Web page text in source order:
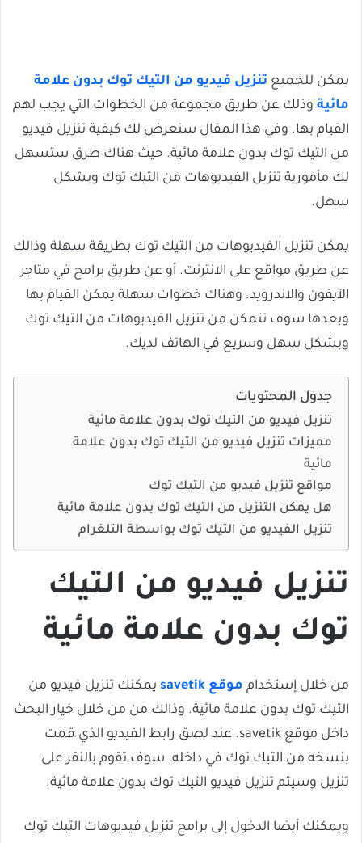
يمكن للجميع تنزيل فيديو من التيك توك بدون علامة
مائية وذلك عن طريق مجموعة من الخطوات التي يجب لهم
القيام بها. وفي هذا المقال سنعرض لك كيفية تنزيل فيديو
من التيك توك بدون علامة مائية. حيث هناك طرق ستسهل
لك مأمورية تنزيل الفيديوهات من التيك توك وبشكل
سهل.
يمكن تنزيل الفيديوهات من التيك توك بطريقة سهلة وذالك
عن طريق مواقع على الانترنت. أو عن طريق برامج في متاجر
الآيفون والاندرويد. وهناك خطوات سهلة يمكن القيام بها
وبعدها سوف تتمكن من تنزيل الفيديوهات من التيك توك
وبشكل سهل وسريع في الهاتف لديك.
جدول المحتويات
تنزيل فيديو من التيك توك بدون علامة مائية
مميزات تنزيل فيديو من التيك توك بدون علامة
مائية
مواقع تنزيل فيديو من التيك توك
هل يمكن التنزيل من التيك توك بدون علامة مائية
تنزيل الفيديو من التيك توك بواسطة التلغرام
تنزيل فيديو من التيك
توك بدون علامة مائية
من خلال إستخدام موقع savetik
يمكنك تنزيل فيديو من
التيك توك بدون علامة مائية. وذالك من من خلال خيار البحث
داخل موقع savetik. عند لصق رابط الفيديو الذي قمت
بنسخه من التيك توك في داخله. سوف تقوم بالنقر على
تنزيل وسيتم تنزيل فيديو التيك توك بدون علامة مائية.
ويمكنك أيضا الدخول إلى برامج تنزيل فيديوهات التيك توك